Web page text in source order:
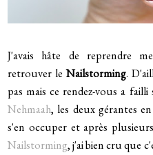
J'avais hâte de reprendre
retrouver leNailstorming.
pas mais ce rendez-vous a failli
Nehmaah, les deux gérantes
s'en occuper et après
Nailstorming, j'ai bien cru que